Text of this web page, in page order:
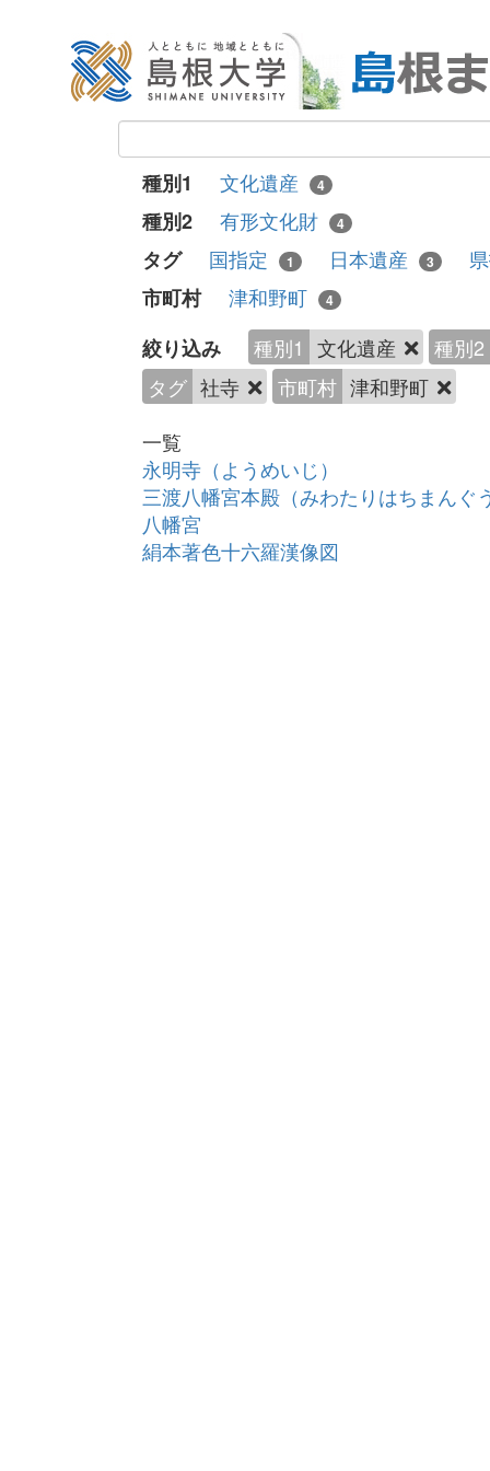
種別1 文化遺産 4
種別2 有形文化財 4
タグ 国指定 1 日本遺産 3
市町村
津和野町 4
絞り込み 種別1 文化遺産
種別2
タグ 社寺 市町村 津和野町
一覧
永明寺（ようめいじ）
三渡八幡宮本殿（みわたりはちまんぐ
八幡宮
絹本著色十六羅漢像図